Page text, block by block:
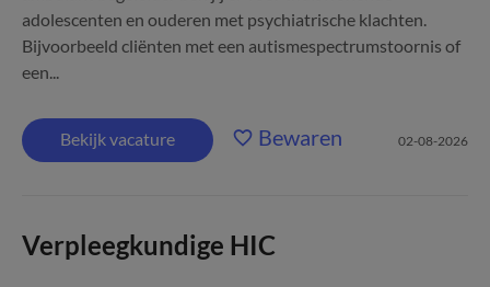
adolescenten en ouderen met psychiatrische klachten.
Bijvoorbeeld cliënten met een autismespectrumstoornis of
een...
Bekijk vacature Bewaren 02-08-2026
Verpleegkundige HIC